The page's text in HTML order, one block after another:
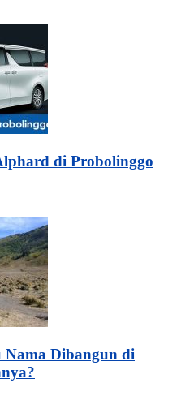
di Probolinggo
Nama Dibangun di